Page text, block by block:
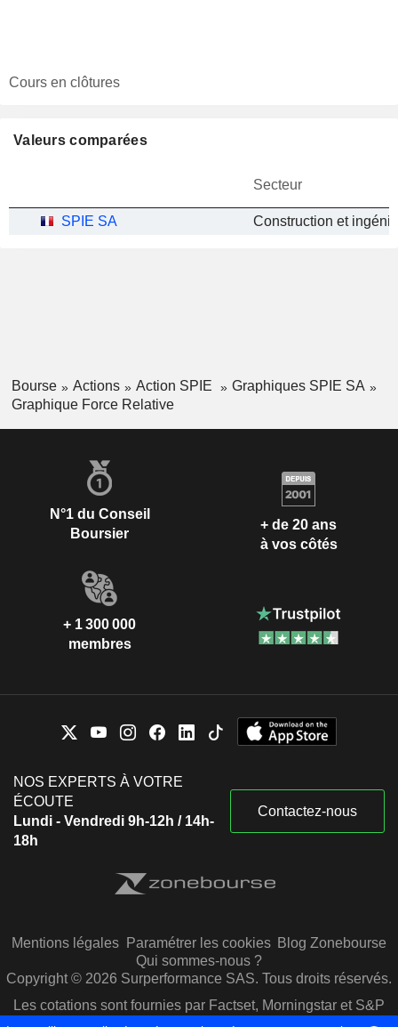
Cours en clôtures
Valeurs comparées
Secteur
SPIE SA
Bourse Actions Action SPIE
Graphiques SPIE SA
Graphique Force Relative
N°1 du Conseil
Boursier
+ de 20 ans
à vos côtés
+ 1 300 000
membres
NOS EXPERTS À VOTRE
ÉCOUTE
Lundi - Vendredi 9h-12h / 14h-
18h
Contactez-nous
Mentions légales Paramétrer les cookies Blog Zonebourse
Qui sommes-nous ?
Copyright © 2026 Surperformance SAS. Tous droits réservés.
Les cotations sont fournies par Factset, Morningstar et S&P
Capital IQ